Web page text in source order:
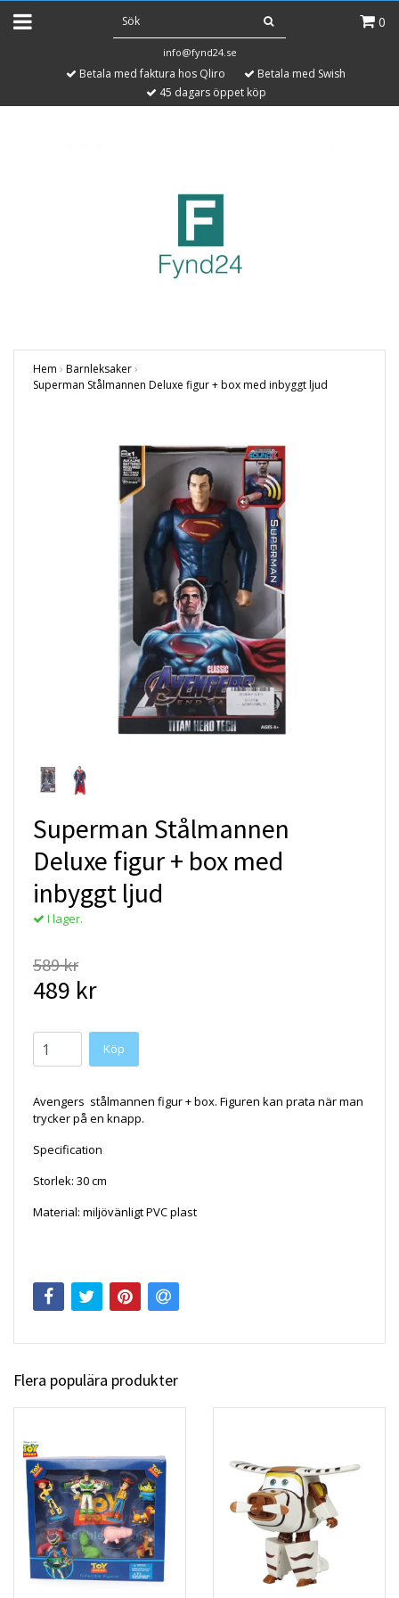
0
info@fynd24.se
Betala med faktura hos Qliro
Betala med Swish
45 dagars öppet köp
Hem › Barnleksaker›
Superman Stålmannen Deluxe figur + box med inbyggt ljud
Superman Stålmannen
Deluxe figur + box med
inbyggt ljud
I lager.
589 kr
489 kr
Avengers stålmannen figur + box. Figuren kan prata när man
trycker på en knapp.
Specification
Storlek: 30 cm
Material: miljövänligt PVC plast
Flera populära produkter